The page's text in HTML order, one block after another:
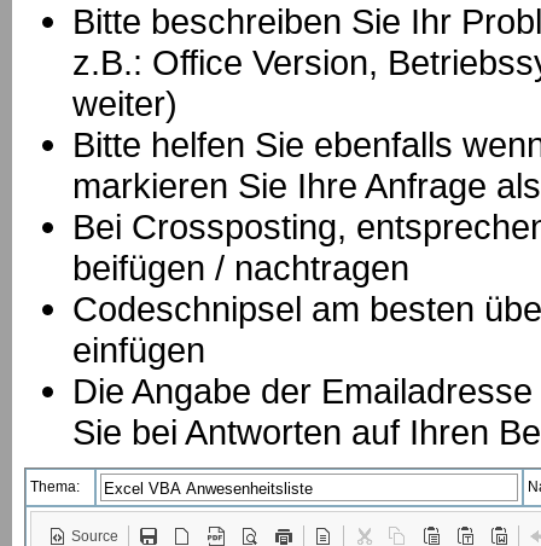
Bitte beschreiben Sie Ihr
z.B.: Office Version,
weiter)
Bitte helfen Sie ebenfalls
markieren Sie Ihre Anfrage
Bei Crossposting,
beifügen / nachtragen
Codeschnipsel am besten
einfügen
Die Angabe der
Sie bei Antworten auf Ihren
Thema:
Source